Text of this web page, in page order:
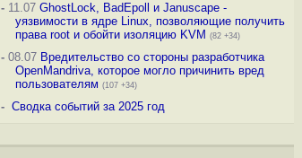
-11.07 GhostLock, BadEpoll и Januscape -
уязвимости в ядре Linux, позволяющие получить
права root и обойти изоляцию KVM (82 +34)
-08.07 Вредительство со стороны разработчика
OpenMandriva, которое могло причинить вред
пользователям (107 +34)
- Сводка событий за 2025 год